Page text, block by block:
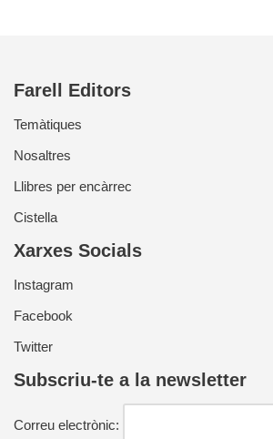
Farell Editors
Temàtiques
Nosaltres
Llibres per encàrrec
Cistella
Xarxes Socials
Instagram
Facebook
Twitter
Subscriu-te a la newsletter
Correu electrònic: